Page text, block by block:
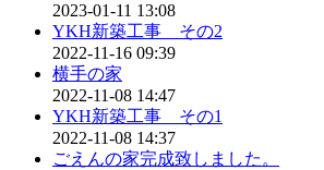
2023-01-11 13:08
YKH新築工事 その2
2022-11-16 09:39
横手の家
2022-11-08 14:47
YKH新築工事 その1
2022-11-08 14:37
ごえんの家完成致しました。